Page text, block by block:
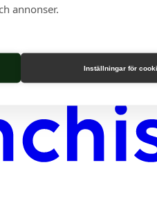
annonser.
Inställningar för